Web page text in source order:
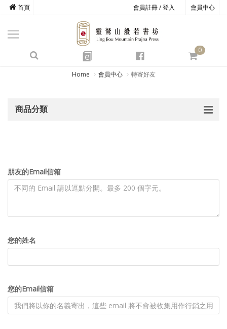
會員註冊 / 登入 會員中心
首頁
e
0
商品總覽
心道書庫
靈鷲叢書
心靈影音
Home 會員中心 轉寄好友
商品分類
朋友的Email信箱
您的姓名
您的Email信箱